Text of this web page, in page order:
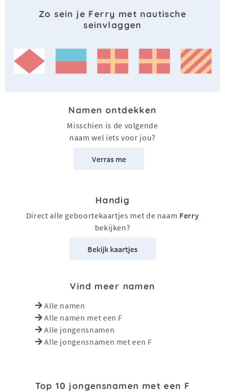
Zo sein je Ferry met nautische
seinvlaggen
Namen ontdekken
Misschien is de volgende
naam wel iets voor jou?
Verras me
Handig
Direct alle geboortekaartjes met de naam Ferry
bekijken?
Bekijk kaartjes
Vind meer namen
Alle namen
Alle namen met een F
Alle jongensnamen
Alle jongensnamen met een F
Top 10 jongensnamen met een F